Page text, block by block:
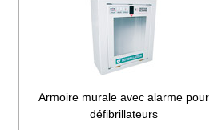
Armoire murale avec alarme pour
défibrillateurs